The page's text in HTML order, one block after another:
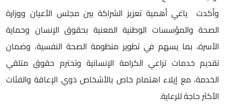
وأكدت ياغي أهمية تعزيز الشراكة بين مجلس الأعيان ووزارة
الصحة والمؤسسات الوطنية المعنية بحقوق الإنسان وحماية
الأسرة، بما يسهم في تطوير منظومة الصحة النفسية، وضمان
تقديم خدمات تراعي الكرامة الإنسانية وتحترم حقوق متلقي
الخدمة، مع إيلاء اهتمام خاص بالأشخاص ذوي الإعاقة والفئات
الأكثر حاجة للرعاية.